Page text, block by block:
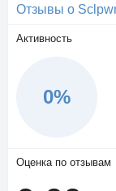
Отзывы о
Активность
0%
Оценка по отзывам